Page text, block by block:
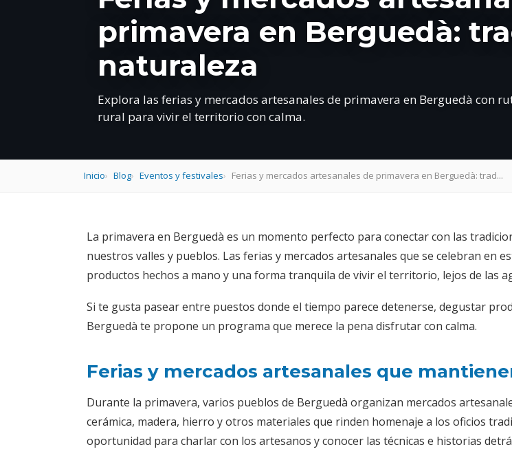
primavera en Berguedà:
naturaleza
Explora las ferias y mercados artesanales de primavera en Berguedà con
rural para vivir el territorio con calma.
Inicio Blog Eventos y festivales Ferias y mercados artesanales de primavera en Berguedà: trad...
La primavera en Berguedà es un momento perfecto para conectar con las
nuestros valles y pueblos. Las ferias y mercados artesanales que se celebran en
productos hechos a mano y una forma tranquila de vivir el territorio, lejos de las
Si te gusta pasear entre puestos donde el tiempo parece detenerse, degustar
Berguedà te propone un programa que merece la pena disfrutar con calma.
Ferias y mercados artesanales que
Durante la primavera, varios pueblos de Berguedà organizan mercados
cerámica, madera, hierro y otros materiales que rinden homenaje a los oficios
oportunidad para charlar con los artesanos y conocer las técnicas e historias